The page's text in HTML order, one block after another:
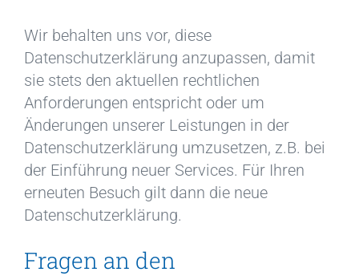
Wir behalten uns vor, diese
Datenschutzerklärung anzupassen, damit
sie stets den aktuellen rechtlichen
Anforderungen entspricht oder um
Änderungen unserer Leistungen in der
Datenschutzerklärung umzusetzen, z.B. bei
der Einführung neuer Services. Für Ihren
erneuten Besuch gilt dann die neue
Datenschutzerklärung.
Fragen an den